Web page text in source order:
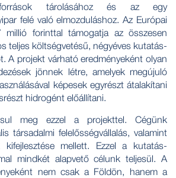
tárolásához és az egy
felé való elmozduláshoz. Az Európai
millió forinttal támogatja az összesen
teljes költségvetésű, négyéves kutatás-
A projekt várható eredményeként olyan
jönnek létre, amelyek megújuló
képesek egyrészt átalakítani
hidrogént előállítani.
meg ezzel a projekttel. Cégünk
társadalmi felelősségvállalás, valamint
mellett. Ezzel a kutatás-
mindkét alapvető célunk teljesül. A
nem csak a Földön, hanem a